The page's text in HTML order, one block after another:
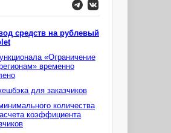
средств на рублевый
«Ограничение
временно
для заказчиков
количества
коэффициента